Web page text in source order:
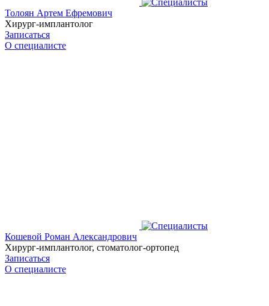
Толоян Артем Ефремович
Хирург-имплантолог
Записаться
О специалисте
Кошевой Роман Александрович
Хирург-имплантолог, стоматолог-ортопед
Записаться
О специалисте